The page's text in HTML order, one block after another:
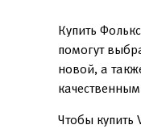
Купить
помогут
новой, а
Чтобы купить